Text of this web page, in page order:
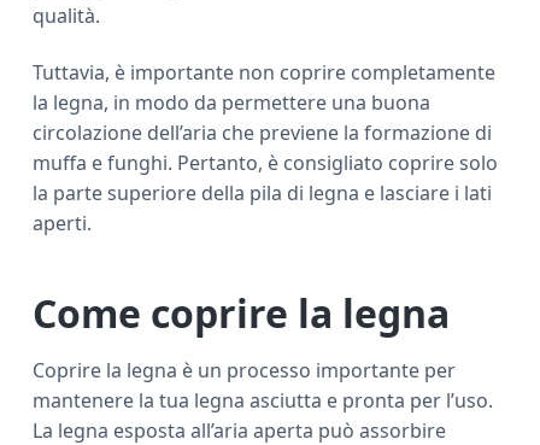
qualità.
Tuttavia, è importante non coprire completamente
la legna, in modo da permettere una buona
circolazione dell’aria che previene la formazione di
muffa e funghi. Pertanto, è consigliato coprire solo
la parte superiore della pila di legna e lasciare i lati
aperti.
Come coprire la legna
Coprire la legna è un processo importante per
mantenere la tua legna asciutta e pronta per l’uso.
La legna esposta all’aria aperta può assorbire